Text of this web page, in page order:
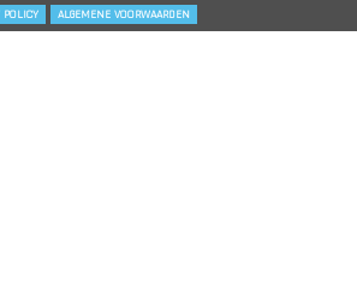
POLICY ALGEMENE VOORWAARDEN